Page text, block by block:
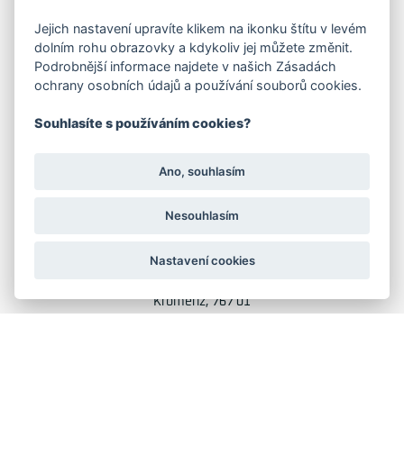
FAKTURAČNÍ ADRESA
Družstevní 1394/12
IČO: 28404009
Lutopecny 159 (areál bývalého ZD)
Kroměříž, 767 01
Jejich nastavení upravíte klikem na ikonku štítu v levém
dolním rohu obrazovky a kdykoliv jej můžete změnit.
Podrobnější informace najdete v našich Zásadách
ochrany osobních údajů a používání souborů cookies.
Souhlasíte s používáním cookies?
Ano, souhlasím
Nesouhlasím
Nastavení cookies